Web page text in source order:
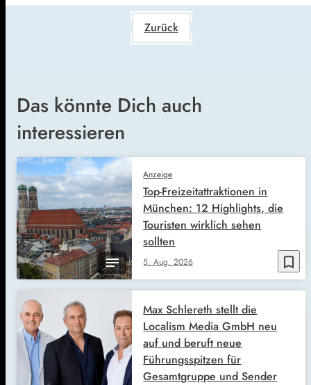
Zurück
Das könnte Dich auch
interessieren
bookmark_border
Anzeige
5. Aug. 2026
Top-Freizeitattraktionen in
München: 12 Highlights, die
Touristen wirklich sehen
sollten
Max Schlereth stellt die
Localism Media GmbH neu
auf und beruft neue
Führungsspitzen für
Gesamtgruppe und Sender